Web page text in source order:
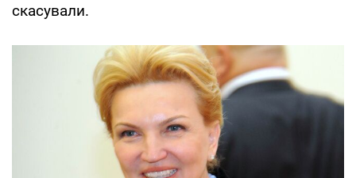
скасували.